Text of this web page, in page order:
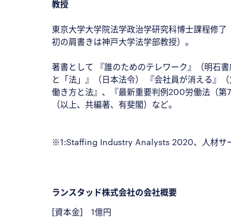
教授
東京大学大学院法学政治学研究科博士課程修
初の肩書きは神戸大学法学部教授）。
著書として 『誰のためのテレワーク』（明石
と「法」』（日本法令） 『会社員が消える』
働き方と法』、『最新重要判例200労働法（第
（以上、共編著、有斐閣）など。
※1:Staffing Industry Analysts 2020、人材サ
ランスタッド株式会社の会社概要
[資本金] 1億円